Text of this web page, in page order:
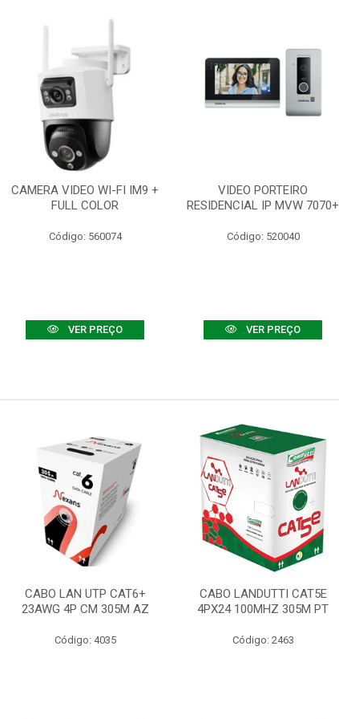
CAMERA VIDEO WI-FI IM9 +
FULL COLOR
Código: 560074
VER PREÇO
VIDEO PORTEIRO
RESIDENCIAL IP MVW 7070+
Código: 520040
VER PREÇO
CABO LAN UTP CAT6+
23AWG 4P CM 305M AZ
Código: 4035
CABO LANDUTTI CAT5E
4PX24 100MHZ 305M PT
Código: 2463